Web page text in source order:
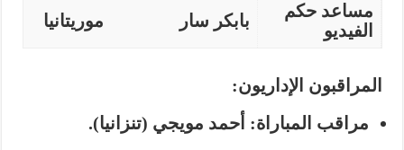
مساعد حكم
الفيديو
بابكر سار موريتانيا
المراقبون الإداريون:
مراقب المباراة: أحمد مويجي (تنزانيا).